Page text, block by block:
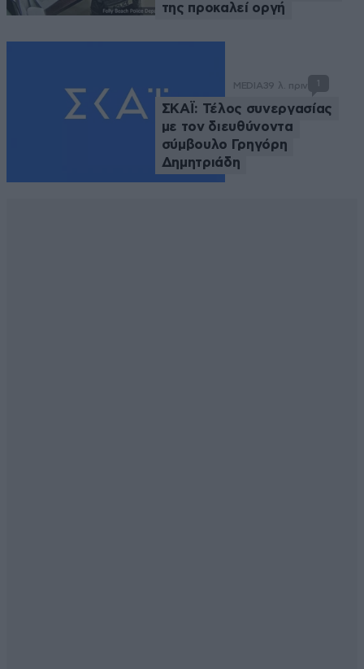
της προκαλεί οργή
MEDIA39 λ. πριν 1
ΣΚΑΪ: Τέλος συνεργασίας
με τον διευθύνοντα
σύμβουλο Γρηγόρη
Δημητριάδη